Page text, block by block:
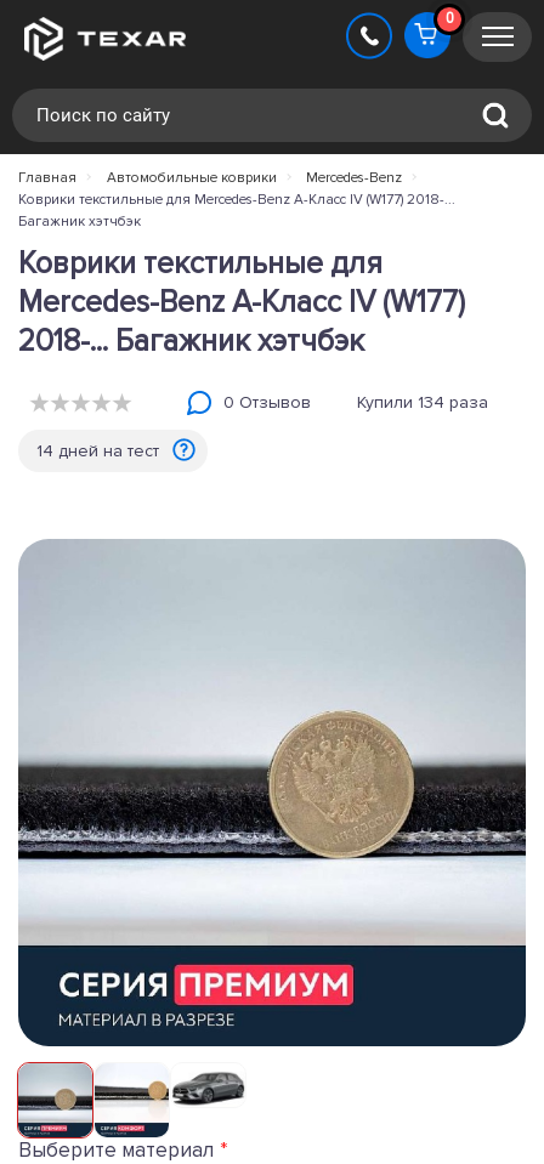
0
Главная Автомобильные коврики
Mercedes-Benz
Коврики текстильные для Mercedes-Benz A-Класс IV (W177) 2018-...
Багажник хэтчбэк
Коврики текстильные для
Mercedes-Benz A-Класс IV (W177)
2018-... Багажник хэтчбэк
0 Отзывов Купили 134 раза
14 дней на тест
Выберите материал